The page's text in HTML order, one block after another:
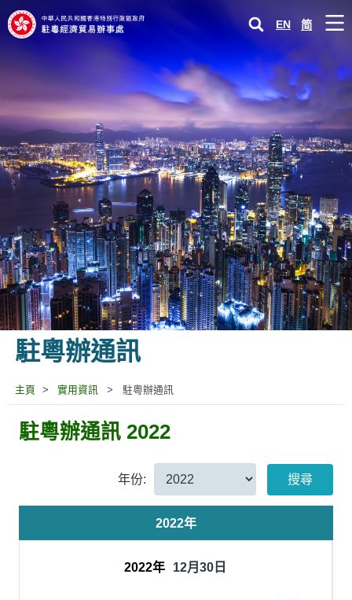
香
政
區
政
粵
經
濟
貿
易
辦
事
處
EN 简
單
開
主頁
1
駐粵辦
打
開
2
粵港澳大灣區發展推廣中心
打
開
實用資訊
4
關於香港
打
開
5
營商投資在內地
打
開
新聞及活動／多媒體中心
打
開
7
相關網站
駐粵辦通訊
主頁 > 實用資訊 > 駐粵辦通訊
駐粵辦通訊 2022
年份: 搜尋
2022年
12月30日